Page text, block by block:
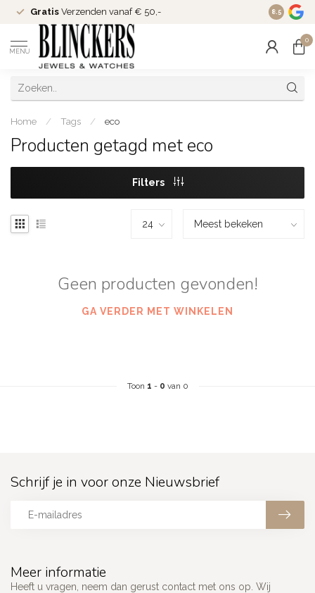
Gratis Verzenden vanaf € 50,- Since
8.5
MENU
0
Home / Tags / eco
Producten getagd met eco
Filters
Geen producten gevonden!
GA VERDER MET WINKELEN
Toon 1 - 0 van 0
Meer informatie
Heeft u vragen, neem dan gerust contact met ons op. Wij
Schrijf je in voor onze Nieuwsbrief